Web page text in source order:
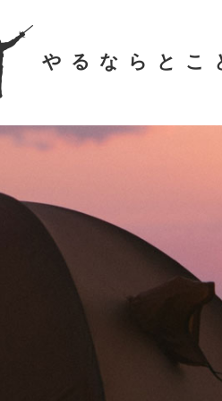
やるならとこ